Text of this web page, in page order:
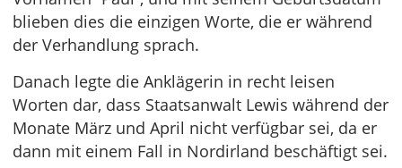
blieben dies die einzigen Worte, die er während
der Verhandlung sprach.
Danach legte die Anklägerin in recht leisen
Worten dar, dass Staatsanwalt Lewis während der
Monate März und April nicht verfügbar sei, da er
dann mit einem Fall in Nordirland beschäftigt sei.